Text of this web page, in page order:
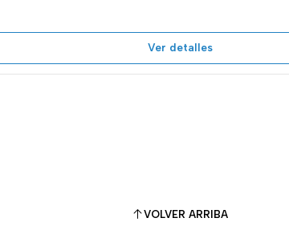
Ver detalles
VOLVER ARRIBA